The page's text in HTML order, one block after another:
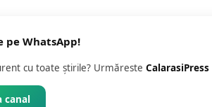
pe WhatsApp!
cu toate știrile? Urmăreste CalarasiPress
canal